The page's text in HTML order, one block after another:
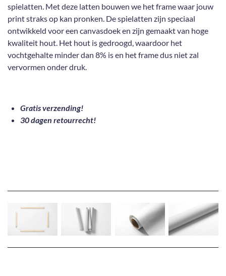
spielatten. Met deze latten bouwen we het frame waar jouw
print straks op kan pronken. De spielatten zijn speciaal
ontwikkeld voor een canvasdoek en zijn gemaakt van hoge
kwaliteit hout. Het hout is gedroogd, waardoor het
vochtgehalte minder dan 8% is en het frame dus niet zal
vervormen onder druk.
Gratis verzending!
30 dagen retourrecht!